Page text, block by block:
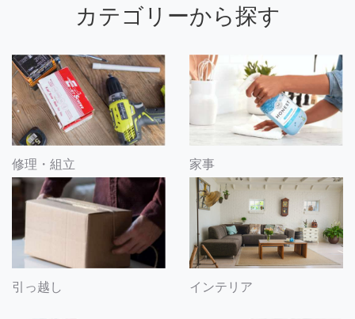
カテゴリーから探す
修理・組立 家事
引っ越し インテリア